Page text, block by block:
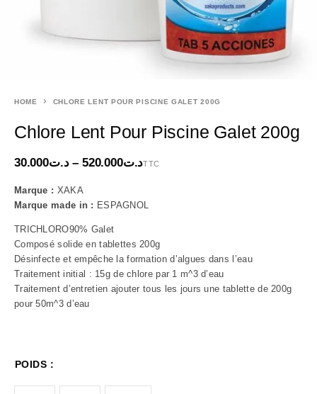
HOME CHLORE LENT POUR PISCINE GALET 200G
Chlore Lent Pour Piscine Galet 200g
د.ت30.000 – د.ت520.000 TTC
Marque : XAKA
Marque made in : ESPAGNOL
TRICHLORO90% Galet
Composé solide en tablettes 200g
Désinfecte et empêche la formation d’algues dans l’eau
Traitement initial : 15g de chlore par 1 m^3 d’eau
Traitement d’entretien ajouter tous les jours une tablette de 200g
pour 50m^3 d’eau
POIDS :